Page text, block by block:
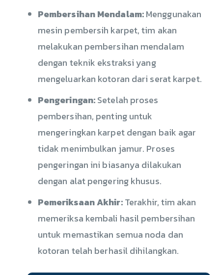
Pembersihan Mendalam:Menggunakan
mesin pembersih karpet, tim akan
melakukan pembersihan mendalam
dengan teknik ekstraksi yang
mengeluarkan kotoran dari serat karpet.
Pengeringan:Setelah proses
pembersihan, penting untuk
mengeringkan karpet dengan baik agar
tidak menimbulkan jamur. Proses
pengeringan ini biasanya dilakukan
dengan alat pengering khusus.
Pemeriksaan Akhir:Terakhir, tim akan
memeriksa kembali hasil pembersihan
untuk memastikan semua noda dan
kotoran telah berhasil dihilangkan.